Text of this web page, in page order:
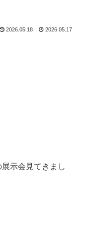
2026.05.18 2026.05.17
示会見てきまし